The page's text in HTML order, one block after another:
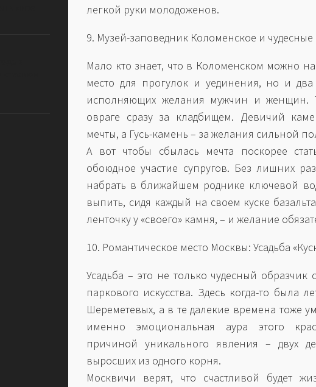
легкой руки молодоженов.
9. Музей-заповедник Коломенское и
Мало кто знает, что в Коломенском можно
место для прогулок и уединения, но и два
исполняющих желания мужчин и женщин.
овраге сразу за кладбищем. Девичий
мечты, а Гусь-камень – за желания сильной
А вот чтобы сбылась мечта поскорее
обоюдное участие супругов. Без лишних
набрать в ближайшем роднике ключевой
выпить, сидя каждый на своем куске
ленточку у «своего» камня, – и желание
10. Романтическое место Москвы: Усадьба
Усадьба – это не только чудесный образчик
паркового искусства. Здесь когда-то была
Шереметевых, а в те далекие времена тоже
именно эмоциональная аура этого
причиной уникального явления – двух
выросших из одного корня.
Москвичи верят, что счастливой будет